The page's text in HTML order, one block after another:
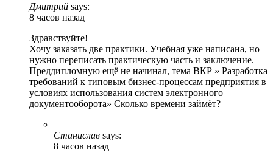
Дмитрий says:
8 часов назад
Здравствуйте!
Хочу заказать две практики. Учебная уже написана, но
нужно переписать практическую часть и заключение.
Преддипломную ещё не начинал, тема ВКР » Разработка
требований к типовым бизнес-процессам предприятия в
условиях использования систем электронного
документооборота» Сколько времени займёт?
Станислав says:
8 часов назад